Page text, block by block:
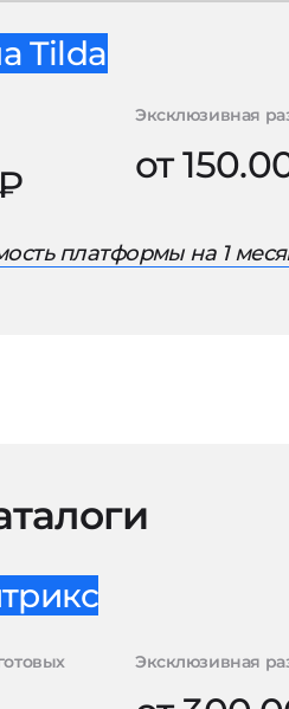
Tilda
Эксклюзивная
от
платформы на 1
Эксклюзивная